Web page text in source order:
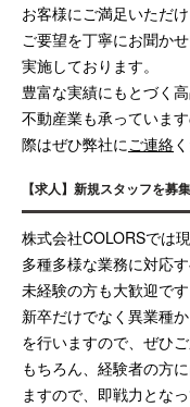
お客様にご満足いただ
ご要望を丁寧にお聞か
実施しております。
豊富な実績にもとづく
不動産業も承っていま
際はぜひ弊社にご連絡
【求人】新規スタッフを募
株式会社COLORSでは
多種多様な業務に対応
未経験の方も大歓迎です
新卒だけでなく異業種
を行いますので、ぜひご
もちろん、経験者の方
ますので、即戦力とな